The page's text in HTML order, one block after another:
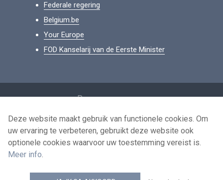
Federale regering
Belgium.be
Your Europe
FOD Kanselarij van de Eerste Minister
Persoonsgegevens
Voorwaarden voor het hergebruik
Contacteer ons
Deze website maakt gebruik van functionele cookies. Om
uw ervaring te verbeteren, gebruikt deze website ook
optionele cookies waarvoor uw toestemming vereist is.
Meer info.